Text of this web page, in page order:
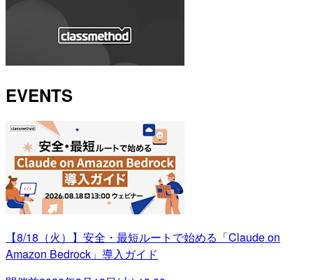
EVENTS
【8/18（火）】安全・最短ルートで始める「Claude on
Amazon Bedrock」導入ガイド